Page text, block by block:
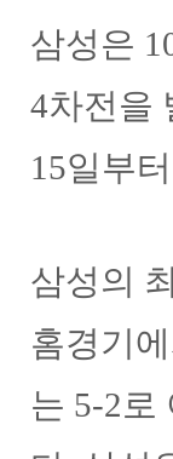
삼성은
4차전을
15일부
삼성의
홈경기
는 5-2로